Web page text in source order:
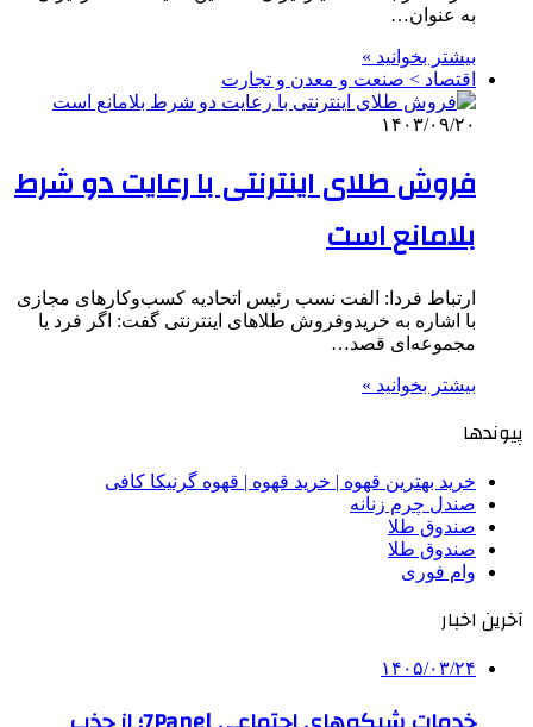
به عنوان…
بیشتر بخوانید »
اقتصاد > صنعت و معدن و تجارت
۱۴۰۳/۰۹/۲۰
فروش طلای اینترنتی با رعایت دو شرط
بلامانع است
ارتباط فردا: الفت نسب رئیس اتحادیه کسب‌وکارهای مجازی
با اشاره به خریدوفروش طلاهای اینترنتی گفت: اگر فرد یا
مجموعه‌ای قصد…
بیشتر بخوانید »
پیوندها
خرید بهترین قهوه | خرید قهوه | قهوه گرنیکا کافی
صندل چرم زنانه
صندوق طلا
صندوق طلا
وام فوری
آخرین اخبار
۱۴۰۵/۰۳/۲۴